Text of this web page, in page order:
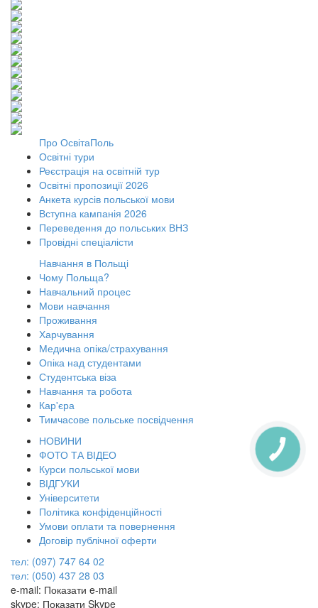
Про ОсвітаПоль
Освітні тури
Реєстрація на освітній тур
Освітні пропозиції 2026
Анкета курсів польської мови
Вступна кампанія 2026
Переведення до польських ВНЗ
Провідні спеціалісти
Навчання в Польщі
Чому Польща?
Навчальний процес
Мови навчання
Проживання
Харчування
Медична опіка/страхування
Опіка над студентами
Студентська віза
Навчання та робота
Кар'єра
Тимчасове польське посвідчення
НОВИНИ
ФОТО ТА ВІДЕО
Курси польської мови
ВІДГУКИ
Університети
Політика конфіденційності
Умови оплати та повернення
Договір публічної оферти
тел: (097) 747 64 02
тел: (050) 437 28 03
e-mail: Показати e-mail
skype: Показати Skype
КНОПКА
ЗВ'ЯЗКУ